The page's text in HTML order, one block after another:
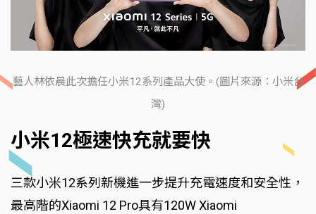
藝人林依晨此次擔任小米12系列產品大使。(圖片來源：小米台
灣)
小米12極速快充就要快
三款小米12系列新機進一步提升充電速度和安全性，
最高階的Xiaomi 12 Pro具有120W Xiaomi